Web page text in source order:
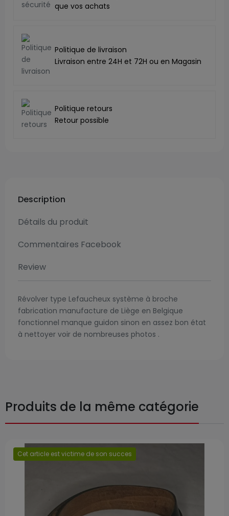
que vos achats
Politique de livraison
Livraison entre 24H et 72H ou en Magasin
Politique retours
Retour possible
Description
Détails du produit
Commentaires Facebook
Review
Révolver type Lefaucheux système à broche
fabrication manufacture de Liège en Belgique
fonctionnel manque guidon sinon en assez bon état
à nettoyer voir de nombreuses photos .
Produits de la même catégorie
Cet article est victime de son succes